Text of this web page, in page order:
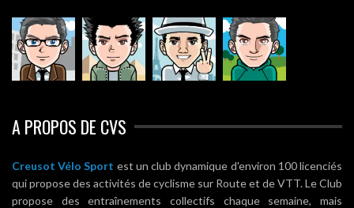
A PROPOS DE CVS
Creusot Vélo Sport est un club dynamique d'environ 100 licenciés
qui propose des activités de cyclisme sur Route et de VTT. Le Club
propose des entraînements collectifs chaque semaine, mais